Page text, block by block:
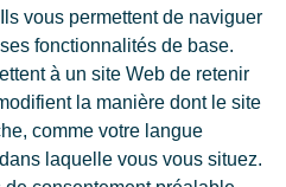
vous permettent de naviguer
fonctionnalités de base.
à un site Web de retenir
la manière dont le site
comme votre langue
laquelle vous vous situez.